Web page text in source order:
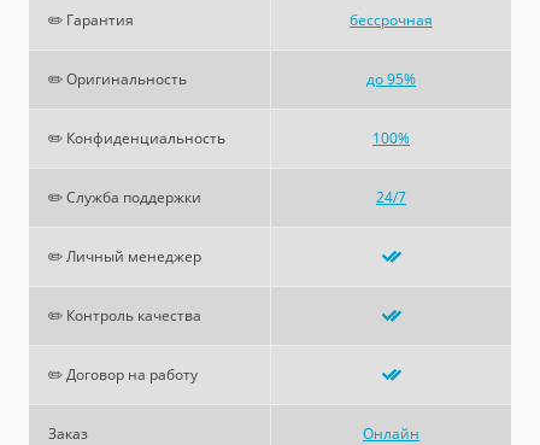
✏️ Гарантия бессрочная
✏️ Оригинальность до 95%
✏️ Конфиденциальность 100%
✏️ Служба поддержки 24/7
✏️ Личный менеджер
✏️ Контроль качества
✏️ Договор на работу
Заказ Онлайн